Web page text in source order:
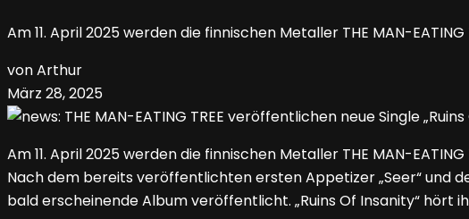
Am 11. April 2025 werden die finnischen Metaller THE MAN-
von Arthur
März 28, 2025
Am 11. April 2025 werden die finnischen Metaller THE MAN-
Nach dem bereits veröffentlichten ersten Appetizer „Seer“ und
bald erscheinende Album veröffentlicht. „Ruins Of Insanity“ hört